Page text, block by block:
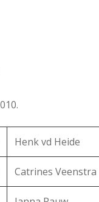
Henk vd Heide
Catrines Veenstra